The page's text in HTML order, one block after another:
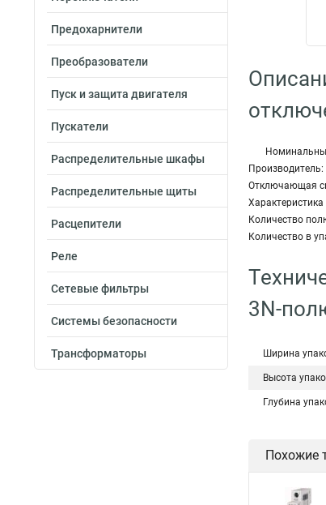
Предохарнители
Преобразователи
Пуск и защита двигателя
Пускатели
Распределительные шкафы
Распределительные щиты
Расцепители
Реле
Сетевые фильтры
Системы безопасности
Трансформаторы
Производитель:
Отключающая
Количество
Количество в
3N-
Ширина
Высота
Глубина
Похожие